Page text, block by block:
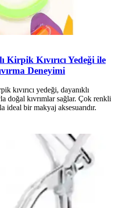
Kirpik Kıvırıcı Yedeği ile
Deneyimi
kıvırıcı yedeği, dayanıklı
doğal kıvrımlar sağlar. Çok renkli
ideal bir makyaj aksesuarıdır.